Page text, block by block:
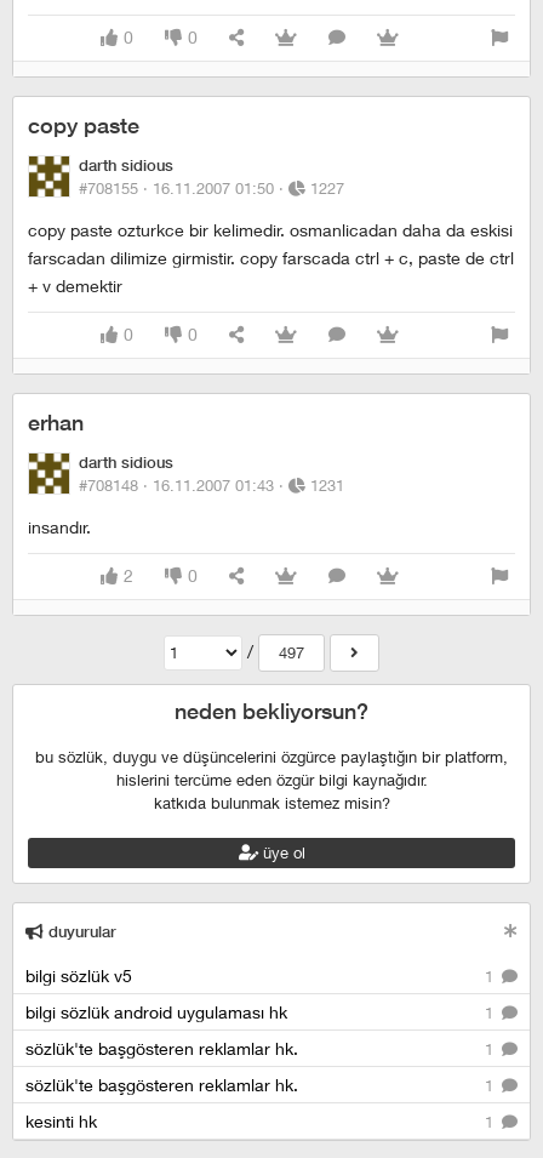
0 0
copy paste
darth sidious
#708155 · 16.11.2007 01:50 · 1227
copy paste ozturkce bir kelimedir. osmanlicadan daha da eskisi
farscadan dilimize girmistir. copy farscada ctrl + c, paste de ctrl
+ v demektir
0 0
erhan
darth sidious
#708148 · 16.11.2007 01:43 · 1231
insandır.
2 0
/ 497
neden bekliyorsun?
bu sözlük, duygu ve düşüncelerini özgürce paylaştığın bir platform,
hislerini tercüme eden özgür bilgi kaynağıdır.
katkıda bulunmak istemez misin?
üye ol
duyurular
1
bilgi sözlük v5
1
bilgi sözlük android uygulaması hk
1
sözlük'te başgösteren reklamlar hk.
1
sözlük'te başgösteren reklamlar hk.
1
kesinti hk